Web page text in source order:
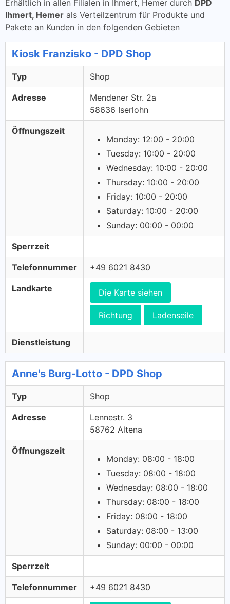
Erhältlich in allen Filialen in Ihmert, Hemer durch DPD
Ihmert, Hemer als Verteilzentrum für Produkte und
Pakete an Kunden in den folgenden Gebieten
Kiosk Franzisko - DPD Shop
Typ Shop
Adresse
Mendener Str. 2a
58636 Iserlohn
Öffnungszeit
Monday: 12:00 - 20:00
Tuesday: 10:00 - 20:00
Wednesday: 10:00 - 20:00
Thursday: 10:00 - 20:00
Friday: 10:00 - 20:00
Saturday: 10:00 - 20:00
Sunday: 00:00 - 00:00
Sperrzeit
Telefonnummer +49 6021 8430
Landkarte Die Karte siehen
Richtung Ladenseile
Dienstleistung
Anne's Burg-Lotto - DPD Shop
Typ Shop
Adresse
Lennestr. 3
58762 Altena
Öffnungszeit
Monday: 08:00 - 18:00
Tuesday: 08:00 - 18:00
Wednesday: 08:00 - 18:00
Thursday: 08:00 - 18:00
Friday: 08:00 - 18:00
Saturday: 08:00 - 13:00
Sunday: 00:00 - 00:00
Sperrzeit
Telefonnummer +49 6021 8430